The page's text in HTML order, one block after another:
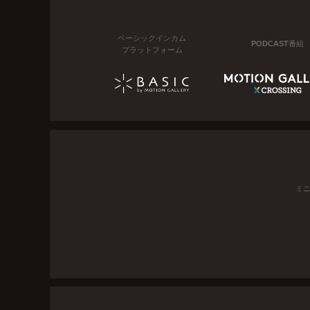
ベーシックインカム
プラットフォーム
PODCAST番組
ミ